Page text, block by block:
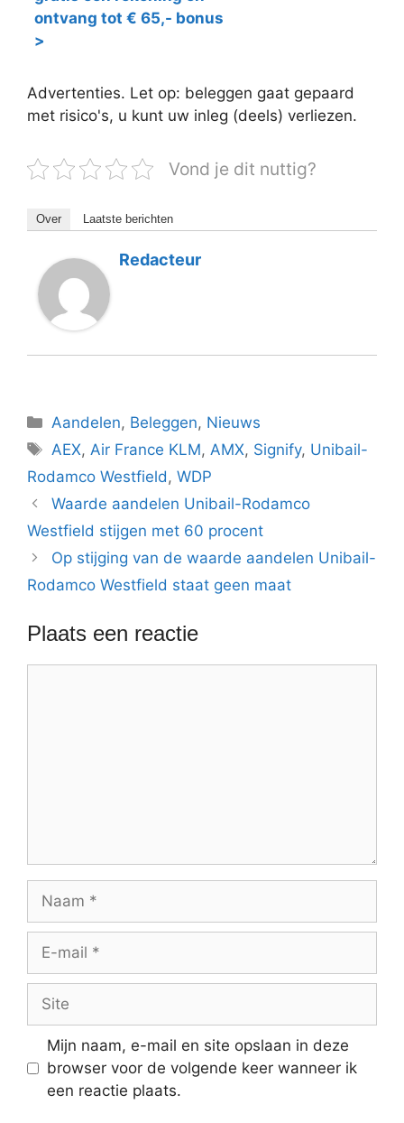
ontvang tot € 65,- bonus
>
Advertenties. Let op: beleggen gaat gepaard
met risico's, u kunt uw inleg (deels) verliezen.
Vond je dit nuttig?
Over Laatste berichten
Redacteur
Categorieën
Aandelen, Beleggen, Nieuws
Tags
AEX, Air France KLM, AMX, Signify, Unibail-
Rodamco Westfield , WDP
Waarde aandelen Unibail-Rodamco
Westfield stijgen met 60 procent
Op stijging van de waarde aandelen Unibail-
Rodamco Westfield staat geen maat
Plaats een reactie
Naam
Site
Mijn naam, e-mail en site opslaan in deze
browser voor de volgende keer wanneer ik
een reactie plaats.